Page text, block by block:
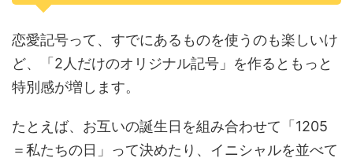
恋愛記号って、すでにあるものを使うのも楽しいけ
ど、「2人だけのオリジナル記号」を作るともっと
特別感が増します。
たとえば、お互いの誕生日を組み合わせて「1205
＝私たちの日」って決めたり、イニシャルを並べて